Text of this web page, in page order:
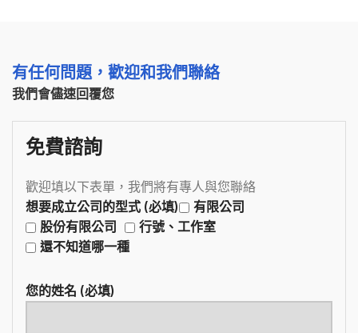
有任何問題，歡迎和我們聯絡
我們會儘速回覆您
免費諮詢
歡迎填以下表單，我們將有專人與您聯絡
想要成立公司的型式 (必填)
有限公司
股份有限公司
行號、工作室
還不知道哪一種
您的姓名 (必填)